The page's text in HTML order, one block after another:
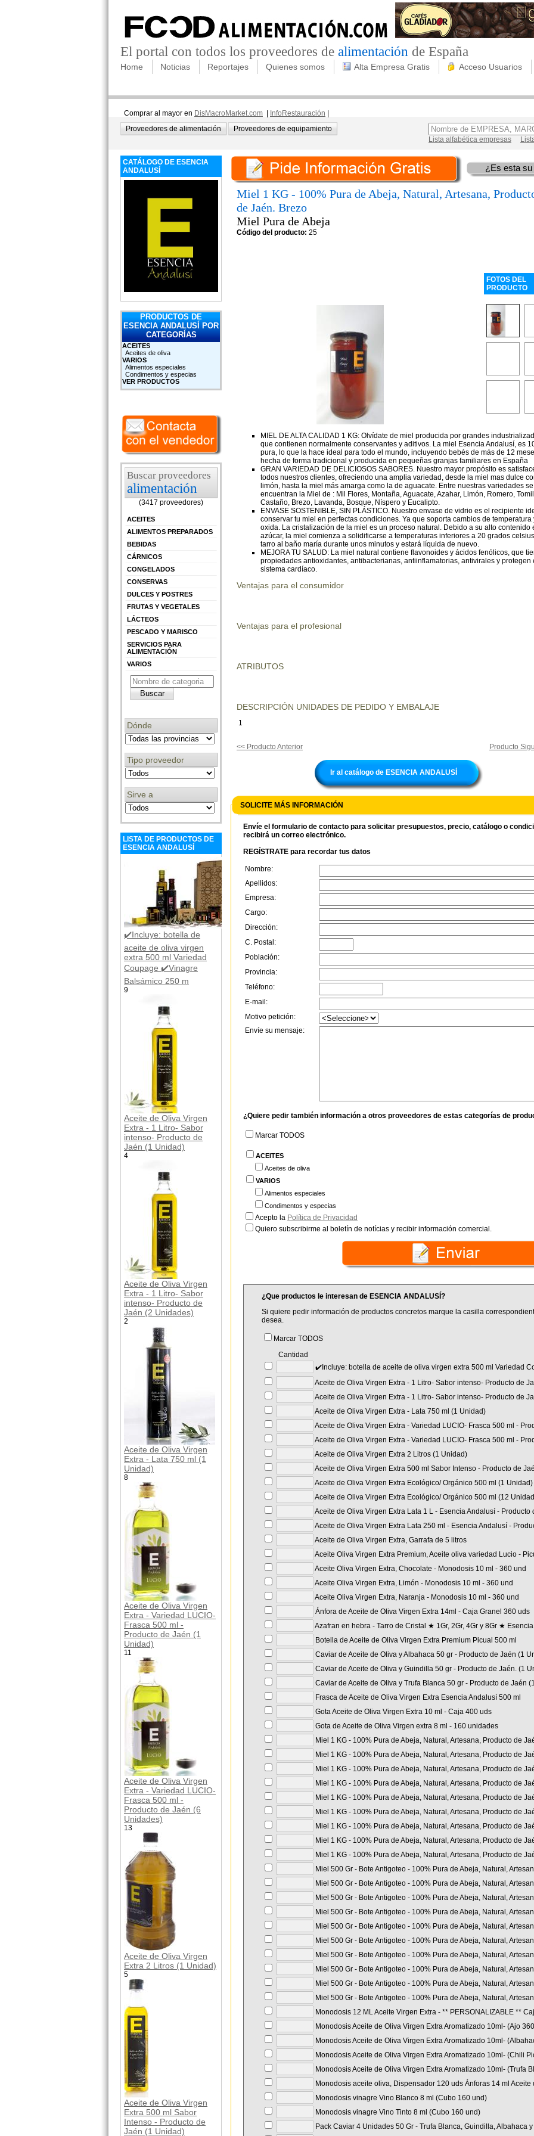
El portal con todos los proveedores de alimentación de España
Home Noticias Reportajes Quienes somos Alta Empresa Gratis Acceso Usuarios
Comprar al mayor en DisMacroMarket.com InfoRestauración
Proveedores de alimentación
Proveedores de equipamiento
Lista alfabética empresas
CATÁLOGO DE ESENCIA
ANDALUSÍ
PRODUCTOS DE
ESENCIA ANDALUSÍ POR
CATEGORÍAS
ACEITES
Aceites de oliva
VARIOS
Alimentos especiales
Condimentos y especias
VER PRODUCTOS
Buscar proveedores
alimentación
(3417 proveedores)
ACEITES
ALIMENTOS PREPARADOS
BEBIDAS
CÁRNICOS
CONGELADOS
CONSERVAS
DULCES Y POSTRES
FRUTAS Y VEGETALES
LÁCTEOS
PESCADO Y MARISCO
SERVICIOS PARA
ALIMENTACIÓN
VARIOS
Dónde
Tipo proveedor
Sirve a
LISTA DE PRODUCTOS DE
ESENCIA ANDALUSÍ
✔️Incluye: botella de
aceite de oliva virgen
extra 500 ml Variedad
Coupage ✔️Vinagre
Balsámico 250 m
9
Aceite de Oliva Virgen
Extra - 1 Litro- Sabor
intenso- Producto de
Jaén (1 Unidad)
4
Aceite de Oliva Virgen
Extra - 1 Litro- Sabor
intenso- Producto de
Jaén (2 Unidades)
2
Aceite de Oliva Virgen
Extra - Lata 750 ml (1
Unidad)
8
Aceite de Oliva Virgen
Extra - Variedad LUCIO-
Frasca 500 ml -
Producto de Jaén (1
Unidad)
11
Aceite de Oliva Virgen
Extra - Variedad LUCIO-
Frasca 500 ml -
Producto de Jaén (6
Unidades)
13
Aceite de Oliva Virgen
Extra 2 Litros (1 Unidad)
5
Aceite de Oliva Virgen
Extra 500 ml Sabor
Intenso - Producto de
Jaén (1 Unidad)
¿Es esta
Miel 1 KG - 100% Pura de Abeja, Natural, Artesana,
de Jaén. Brezo
Miel Pura de Abeja
Código del producto: 25
FOTOS DEL
PRODUCTO
MIEL DE ALTA CALIDAD 1 KG: Olvídate de miel producida por grandes
que contienen normalmente conservantes y aditivos. La miel Esencia Andalusí, es
pura, lo que la hace ideal para todo el mundo, incluyendo bebés de más de 12
hecha de forma tradicional y producida en pequeñas granjas familiares en España
GRAN VARIEDAD DE DELICIOSOS SABORES. Nuestro mayor propósito es
todos nuestros clientes, ofreciendo una amplia variedad, desde la miel mas dulce
limón, hasta la miel más amarga como la de aguacate. Entre nuestras variedades se
encuentran la Miel de : Mil Flores, Montaña, Aguacate, Azahar, Limón, Romero,
Castaño, Brezo, Lavanda, Bosque, Níspero y Eucalipto.
ENVASE SOSTENIBLE, SIN PLÁSTICO. Nuestro envase de vidrio es el recipiente
conservar tu miel en perfectas condiciones. Ya que soporta cambios de temperatura
oxida. La cristalización de la miel es un proceso natural. Debido a su alto contenido
azúcar, la miel comienza a solidificarse a temperaturas inferiores a 20 grados
tarro al baño maría durante unos minutos y estará líquida de nuevo.
MEJORA TU SALUD: La miel natural contiene flavonoides y ácidos fenólicos, que
propiedades antioxidantes, antibacterianas, antiinflamatorias, antivirales y protegen
sistema cardíaco.
Ventajas para el consumidor
Ventajas para el profesional
ATRIBUTOS
DESCRIPCIÓN UNIDADES DE PEDIDO Y EMBALAJE
1
<< Producto Anterior Producto
Ir al catálogo de ESENCIA ANDALUSÍ
SOLICITE MÁS INFORMACIÓN
Envíe el formulario de contacto para solicitar presupuestos, precio, catálogo o
recibirá un correo electrónico.
REGÍSTRATE para recordar tus datos
Nombre:
Apellidos:
Empresa:
Cargo:
Dirección:
C. Postal:
Población:
Provincia:
Teléfono:
E-mail:
Motivo petición:
Envíe su mensaje:
¿Quiere pedir también información a otros proveedores de estas categorías de
Marcar TODOS
ACEITES
Aceites de oliva
VARIOS
Alimentos especiales
Condimentos y especias
Acepto la Política de Privacidad
Quiero subscribirme al boletín de notícias y recibir información comercial.
¿Que productos le interesan de ESENCIA ANDALUSÍ?
Si quiere pedir información de productos concretos marque la casilla
desea.
Marcar TODOS
Cantidad
✔️Incluye: botella de aceite de oliva virgen extra 500 ml Variedad
Aceite de Oliva Virgen Extra - 1 Litro- Sabor intenso- Producto de
Aceite de Oliva Virgen Extra - 1 Litro- Sabor intenso- Producto de
Aceite de Oliva Virgen Extra - Lata 750 ml (1 Unidad)
Aceite de Oliva Virgen Extra - Variedad LUCIO- Frasca 500 ml -
Aceite de Oliva Virgen Extra - Variedad LUCIO- Frasca 500 ml -
Aceite de Oliva Virgen Extra 2 Litros (1 Unidad)
Aceite de Oliva Virgen Extra 500 ml Sabor Intenso - Producto de
Aceite de Oliva Virgen Extra Ecológico/ Orgánico 500 ml (1 Unidad)
Aceite de Oliva Virgen Extra Ecológico/ Orgánico 500 ml (12
Aceite de Oliva Virgen Extra Lata 1 L - Esencia Andalusí - Producto
Aceite de Oliva Virgen Extra Lata 250 ml - Esencia Andalusí -
Aceite de Oliva Virgen Extra, Garrafa de 5 litros
Aceite Oliva Virgen Extra Premium, Aceite oliva variedad Lucio -
Aceite Oliva Virgen Extra, Chocolate - Monodosis 10 ml - 360 und
Aceite Oliva Virgen Extra, Limón - Monodosis 10 ml - 360 und
Aceite Oliva Virgen Extra, Naranja - Monodosis 10 ml - 360 und
Ánfora de Aceite de Oliva Virgen Extra 14ml - Caja Granel 360 uds
Azafran en hebra - Tarro de Cristal ★ 1Gr, 2Gr, 4Gr y 8Gr ★
Botella de Aceite de Oliva Virgen Extra Premium Picual 500 ml
Caviar de Aceite de Oliva y Albahaca 50 gr - Producto de Jaén (1
Caviar de Aceite de Oliva y Guindilla 50 gr - Producto de Jaén. (1
Caviar de Aceite de Oliva y Trufa Blanca 50 gr - Producto de Jaén
Frasca de Aceite de Oliva Virgen Extra Esencia Andalusí 500 ml
Gota Aceite de Oliva Virgen Extra 10 ml - Caja 400 uds
Gota de Aceite de Oliva Virgen extra 8 ml - 160 unidades
Miel 1 KG - 100% Pura de Abeja, Natural, Artesana, Producto de
Miel 1 KG - 100% Pura de Abeja, Natural, Artesana, Producto de
Miel 1 KG - 100% Pura de Abeja, Natural, Artesana, Producto de
Miel 1 KG - 100% Pura de Abeja, Natural, Artesana, Producto de
Miel 1 KG - 100% Pura de Abeja, Natural, Artesana, Producto de
Miel 1 KG - 100% Pura de Abeja, Natural, Artesana, Producto de
Miel 1 KG - 100% Pura de Abeja, Natural, Artesana, Producto de
Miel 1 KG - 100% Pura de Abeja, Natural, Artesana, Producto de
Miel 1 KG - 100% Pura de Abeja, Natural, Artesana, Producto de
Miel 500 Gr - Bote Antigoteo - 100% Pura de Abeja, Natural,
Miel 500 Gr - Bote Antigoteo - 100% Pura de Abeja, Natural,
Miel 500 Gr - Bote Antigoteo - 100% Pura de Abeja, Natural,
Miel 500 Gr - Bote Antigoteo - 100% Pura de Abeja, Natural,
Miel 500 Gr - Bote Antigoteo - 100% Pura de Abeja, Natural,
Miel 500 Gr - Bote Antigoteo - 100% Pura de Abeja, Natural,
Miel 500 Gr - Bote Antigoteo - 100% Pura de Abeja, Natural,
Miel 500 Gr - Bote Antigoteo - 100% Pura de Abeja, Natural,
Miel 500 Gr - Bote Antigoteo - 100% Pura de Abeja, Natural,
Miel 500 Gr - Bote Antigoteo - 100% Pura de Abeja, Natural,
Monodosis 12 ML Aceite Virgen Extra - ** PERSONALIZABLE **
Monodosis Aceite de Oliva Virgen Extra Aromatizado 10ml- (Ajo
Monodosis Aceite de Oliva Virgen Extra Aromatizado 10ml-
Monodosis Aceite de Oliva Virgen Extra Aromatizado 10ml- (Chili
Monodosis Aceite de Oliva Virgen Extra Aromatizado 10ml- (Trufa
Monodosis aceite oliva, Dispensador 120 uds Ánforas 14 ml
Monodosis vinagre Vino Blanco 8 ml (Cubo 160 und)
Monodosis vinagre Vino Tinto 8 ml (Cubo 160 und)
Pack Caviar 4 Unidades 50 Gr - Trufa Blanca, Guindilla, Albahaca